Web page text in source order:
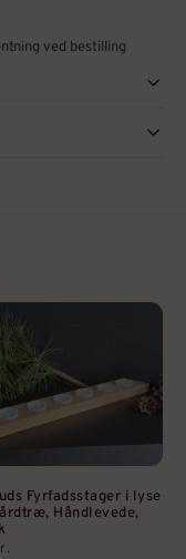
ved bestilling
Fyrfadsstager i lyse
Håndlevede,